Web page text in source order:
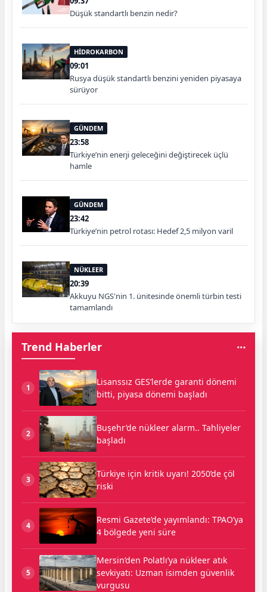
Düşük standartlı benzin nedir?
HİDROKARBON
09:01
Rusya düşük standartlı benzini yeniden piyasaya
sürüyor
GÜNDEM
23:58
Türkiye’nin enerji geleceğini değiştirecek üçlü
hamle
GÜNDEM
23:42
Türkiye’nin petrol rotası: Hedef 2,5 milyon varil
NÜKLEER
20:39
Akkuyu NGS'nin 1. ünitesinde önemli türbin testi
tamamlandı
Trend Haberler
1
Lisanssız GES’lerde garanti dönemi
bitti, piyasa dönemi başladı
2
Buşehr’de nükleer alarm.. Tahliyeler
başladı
3
Türkiye için kritik uyarı! 2050’de çöl
riski
4
Resmi Gazete’de yayımlandı: TPAO’ya
4 bölgede yeni süre
5
Mersin’den Polatlı’ya nükleer atık
sevkiyatı: Uzman isimden güvenlik
vurgusu